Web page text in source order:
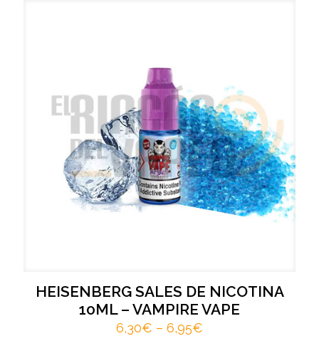
HEISENBERG SALES DE NICOTINA
10ML – VAMPIRE VAPE
6,30€ – 6,95€